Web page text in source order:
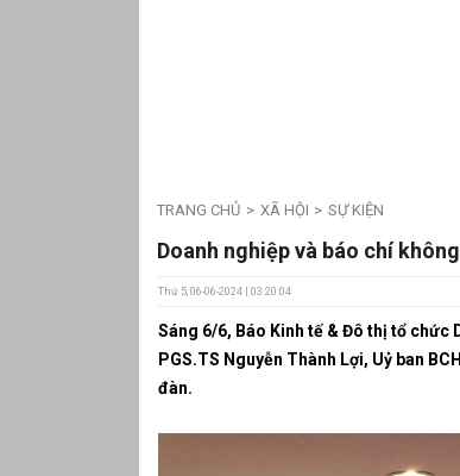
TRANG CHỦ XÃ HỘI SỰ KIỆN
Doanh nghiệp và báo chí
Thứ 5, 06-06-2024 | 03:20:04
Sáng 6/6, Báo Kinh tế & Đô thị tổ chức
PGS.TS Nguyễn Thành Lợi, Uỷ ban
đàn.